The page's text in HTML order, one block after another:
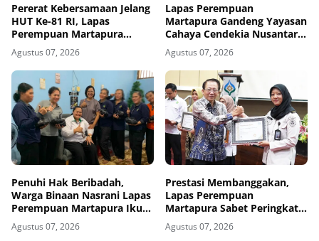
Pererat Kebersamaan Jelang
HUT Ke-81 RI, Lapas
Perempuan Martapura
Meriahkan Fun Walk
Bersama Kakanwil
Agustus 07, 2026
Lapas Perempuan
Martapura Gandeng Yayasan
Cahaya Cendekia Nusantara
Tingkatkan Literasi Hukum
Warga Binaan
Agustus 07, 2026
Penuhi Hak Beribadah,
Warga Binaan Nasrani Lapas
Perempuan Martapura Ikuti
Kebaktian Rohani
Agustus 07, 2026
Prestasi Membanggakan,
Lapas Perempuan
Martapura Sabet Peringkat
III Kinerja Pelaksanaan
Anggaran 2025
Agustus 07, 2026